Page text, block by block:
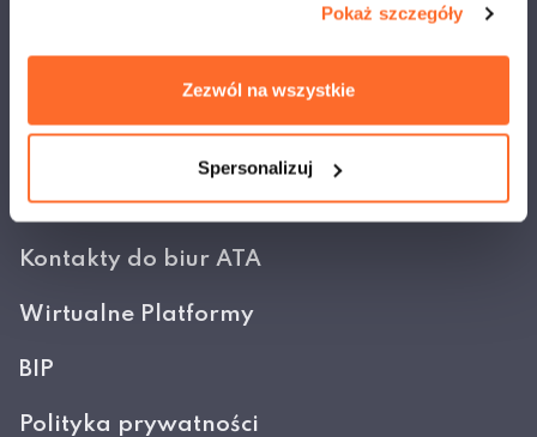
Pokaż szczegóły
Zezwól na wszystkie
Spersonalizuj
Dla pracowników
Kontakty do biur ATA
Wirtualne Platformy
BIP
Polityka prywatności